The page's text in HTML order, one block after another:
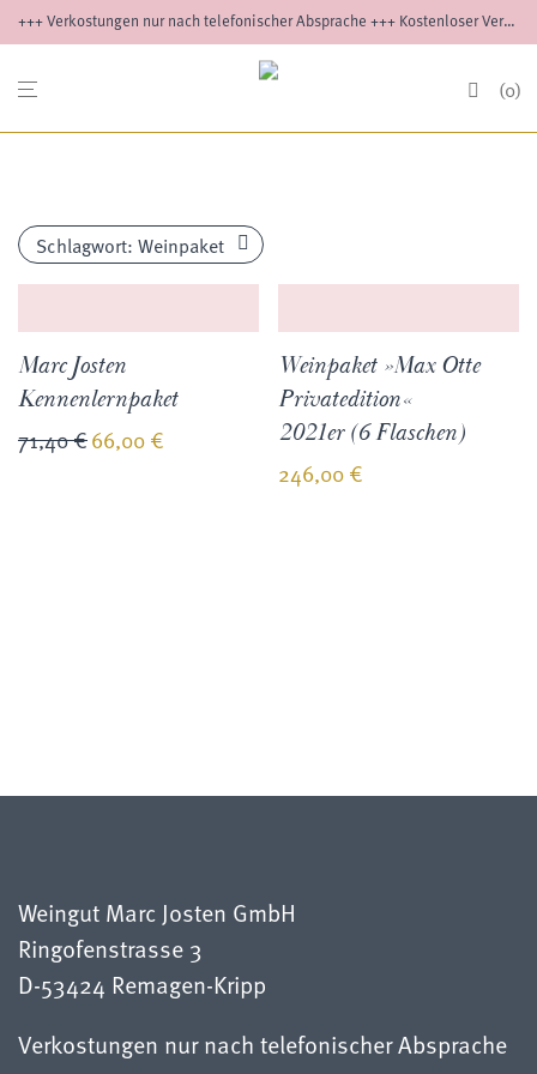
+++ Verkostungen nur nach telefonischer Absprache +++ Kostenloser Versand ab 12 Flaschen innerhalb Deutschlands +++ Versand außerhalb Deutschlands auf Anfrage
0
Schlagwort: Weinpaket
Marc Josten
Kennenlernpaket
71,40€66,00 €
Weinpaket »Max Otte
Privatedition«
2021er (6 Flaschen)
246,00 €
Weingut Marc Josten GmbH
Ringofenstrasse 3
D-53424 Remagen-Kripp
Verkostungen nur nach telefonischer Absprache